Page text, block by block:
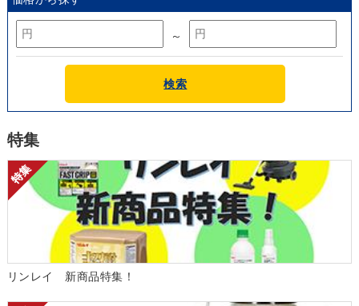
～
検索
特集
リンレイ 新商品特集！